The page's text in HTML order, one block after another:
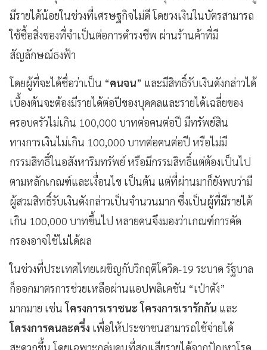
มีรายได้น้อยในช่วงที่เศรษฐกิจไม่ดี โดยวงเงินในบัตรสามารถ
ใช้ซื้อสิ่งของที่จำเป็นต่อการดำรงชีพ ผ่านร้านค้าที่มี
สัญลักษณ์ธงฟ้า
โดยผู้ที่จะได้ชื่อว่าเป็น “คนจน” และมีสิทธิ์รับเงินดังกล่าวได้
เบื้องต้นจะต้องมีรายได้ต่อปีของบุคคลและรายได้เฉลี่ยของ
ครอบครัวไม่เกิน 100,000 บาทต่อคนต่อปี มีทรัพย์สิน
ทางการเงินไม่เกิน 100,000 บาทต่อคนต่อปี หรือไม่มี
กรรมสิทธิ์ในอสังหาริมทรัพย์ หรือมีกรรมสิทธิ์แต่ต้องเป็นไป
ตามหลักเกณฑ์และเงื่อนไข เป็นต้น แต่ที่ผ่านมาก็ยังพบว่ามี
ผู้สวมสิทธิ์รับเงินดังกล่าวเป็นจำนวนมาก ซึ่งเป็นผู้ที่มีรายได้
เกิน 100,000 บาทขึ้นไป หลายคนจึงมองว่าเกณฑ์การคัด
กรองอาจใช้ไม่ได้ผล
ในช่วงที่ประเทศไทยเผชิญกับวิกฤติโควิด-19 ระบาด รัฐบาล
ก็ออกมาตรการช่วยเหลือผ่านแอปพลิเคชัน “เป๋าตัง”
มากมาย เช่นโครงการเราชนะ โครงการเรารักกัน และ
โครงการคนละครึ่ง เพื่อให้ประชาชนสามารถใช้จ่ายได้